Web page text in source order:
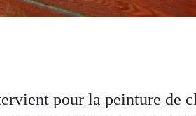
pour la peinture de